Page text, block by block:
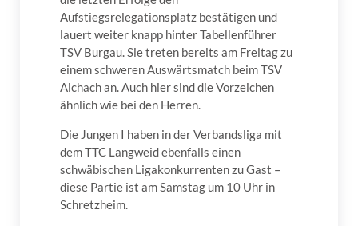
Aufstiegsrelegationsplatz bestätigen und
lauert weiter knapp hinter Tabellenführer
TSV Burgau. Sie treten bereits am Freitag zu
einem schweren Auswärtsmatch beim TSV
Aichach an. Auch hier sind die Vorzeichen
ähnlich wie bei den Herren.
Die Jungen I haben in der Verbandsliga mit
dem TTC Langweid ebenfalls einen
schwäbischen Ligakonkurrenten zu Gast –
diese Partie ist am Samstag um 10 Uhr in
Schretzheim.